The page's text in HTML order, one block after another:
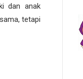
dan anak
tetapi